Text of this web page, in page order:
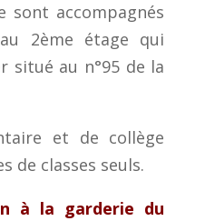
sont accompagnés
2ème étage qui
situé au n°95 de la
et de collège
de classes seuls.
à la garderie du